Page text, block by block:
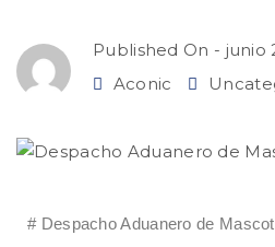
Published On - junio
Aconic
# Despacho Aduanero de